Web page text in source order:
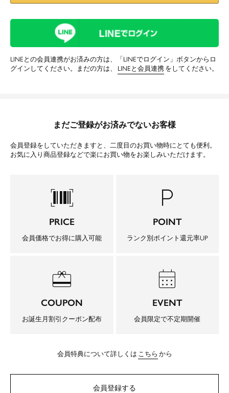
LINEとの会員連携がお済みの方は、「LINEでログイン」ボタンからロ
グインしてください。まだの方は、
LINEと会員連携 をしてください。
まだご登録がお済みでないお客様
会員登録をしていただきますと、二度目のお買い物時にとても便利。
お気に入り商品登録などで楽にお買い物をお楽しみいただけます。
barcode_scanner
PRICE
会員価格でお得に購入可能
local_parking
POINT
ランク別ポイント還元率UP
redeem
COUPON
お誕生月割引クーポン配布
calendar_month
EVENT
会員限定で不定期開催
会員特典について詳しくは こちら から
会員登録する